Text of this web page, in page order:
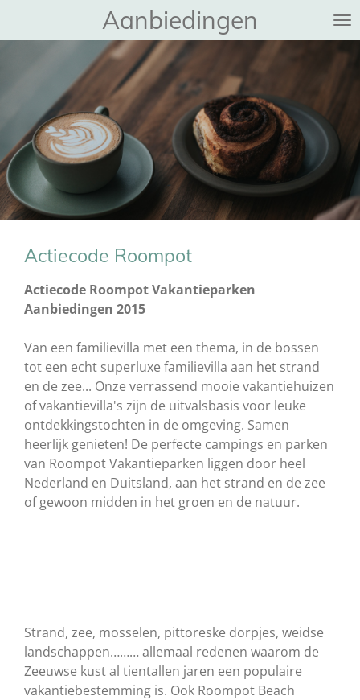
hoofdinhoud
Aanbiedingen
Actiecode Roompot
Actiecode Roompot Vakantieparken
Aanbiedingen 2015
Van een familievilla met een thema, in de bossen
tot een echt superluxe familievilla aan het strand
en de zee... Onze verrassend mooie vakantiehuizen
of vakantievilla's zijn de uitvalsbasis voor leuke
ontdekkingstochten in de omgeving. Samen
heerlijk genieten! De perfecte campings en parken
van Roompot Vakantieparken liggen door heel
Nederland en Duitsland, aan het strand en de zee
of gewoon midden in het groen en de natuur.
Strand, zee, mosselen, pittoreske dorpjes, weidse
landschappen……… allemaal redenen waarom de
Zeeuwse kust al tientallen jaren een populaire
vakantiebestemming is. Ook Roompot Beach